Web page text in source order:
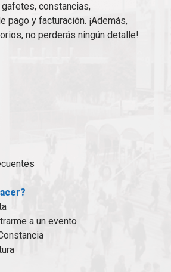
constancias,
pago y facturación. ¡Además,
no perderás ningún detalle!
a un evento